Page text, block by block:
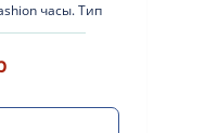
часы. Тип
латун..